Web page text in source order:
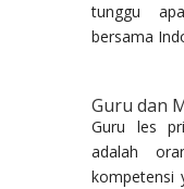
tunggu
bersama
Guru dan
Guru les
adalah
kompetensi